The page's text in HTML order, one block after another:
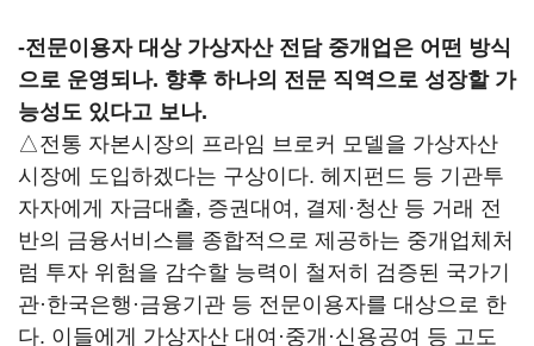
-전문이용자 대상 가상자산 전담 중개업은 어떤 방식
으로 운영되나. 향후 하나의 전문 직역으로 성장할 가
능성도 있다고 보나.
△전통 자본시장의 프라임 브로커 모델을 가상자산
시장에 도입하겠다는 구상이다. 헤지펀드 등 기관투
자자에게 자금대출, 증권대여, 결제·청산 등 거래 전
반의 금융서비스를 종합적으로 제공하는 중개업체처
럼 투자 위험을 감수할 능력이 철저히 검증된 국가기
관·한국은행·금융기관 등 전문이용자를 대상으로 한
다. 이들에게 가상자산 대여·중개·신용공여 등 고도